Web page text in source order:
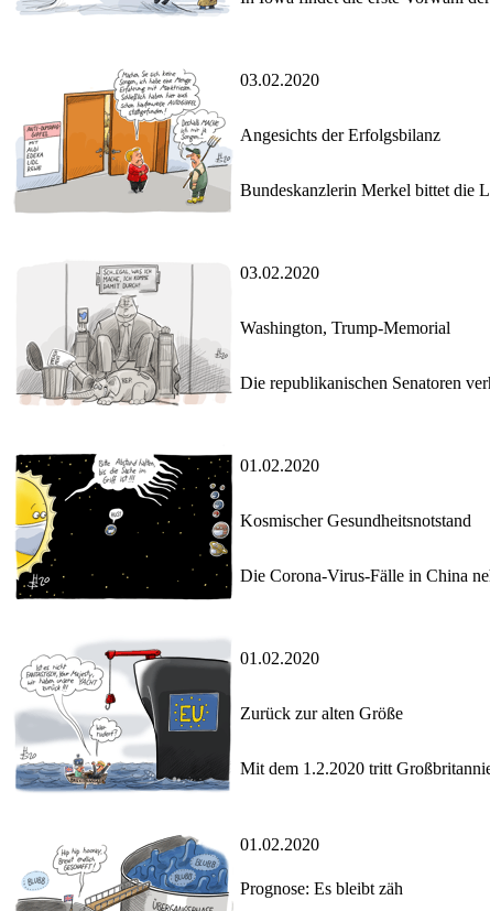
03.02.2020
Angesichts der Erfolgsbilanz
Bundeskanzlerin Merkel bittet die
03.02.2020
Washington, Trump-Memorial
Die republikanischen Senatoren
01.02.2020
Kosmischer Gesundheitsnotstand
Die Corona-Virus-Fälle in China
01.02.2020
Zurück zur alten Größe
Mit dem 1.2.2020 tritt
01.02.2020
Prognose: Es bleibt zäh